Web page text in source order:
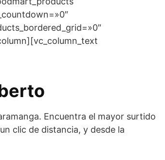
Encuentra el mayor surtido
clic de distancia, y desde la